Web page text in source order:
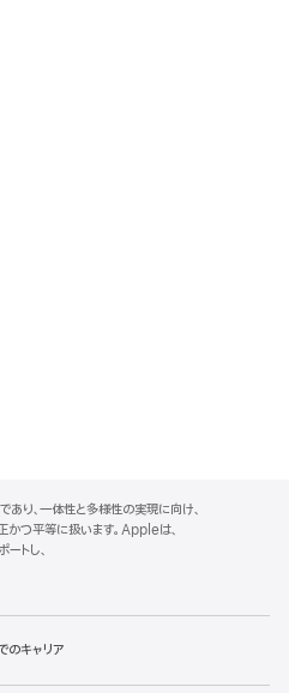
り、一体性と多様性の実現に向け、
かつ平等に扱います。Appleは、
トし、
キャリア